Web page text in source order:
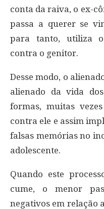
conta da raiva, o ex-
passa a querer se
para tanto, utiliza
contra o genitor.
Desse modo, o
alienado da vida
formas, muitas
contra ele e assim
falsas memórias no
adolescente.
Quando este
cume, o menor
negativos em relação